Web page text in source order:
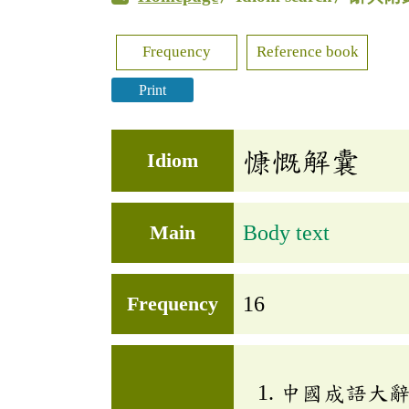
Frequency Reference book
Print
Idiom 慷慨解囊
Main Body text
Frequency 16
中國成語大